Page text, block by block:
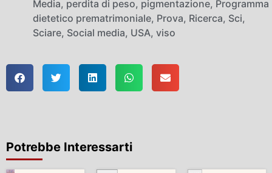
Media, perdita di peso, pigmentazione, Programma
dietetico prematrimoniale, Prova, Ricerca, Sci,
Sciare, Social media, USA, viso
Potrebbe Interessarti